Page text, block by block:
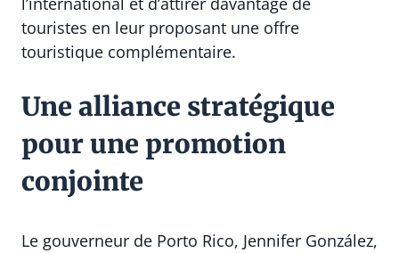
touristes en leur proposant une offre
touristique complémentaire.
Une alliance stratégique
pour une promotion
conjointe
Le gouverneur de Porto Rico, Jennifer González,